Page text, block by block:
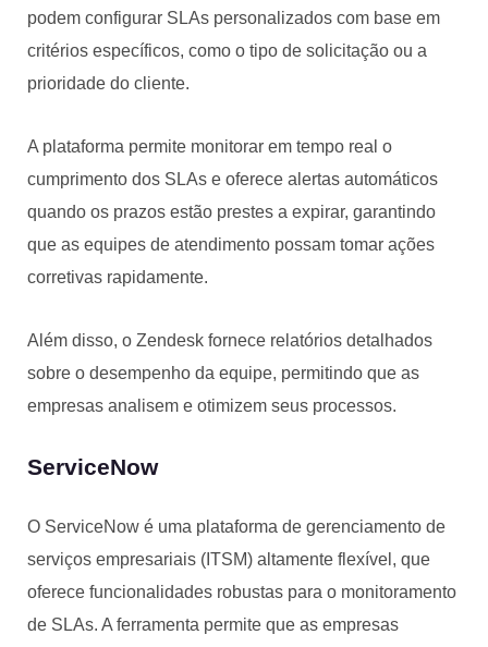
podem configurar SLAs personalizados com base em
critérios específicos, como o tipo de solicitação ou a
prioridade do cliente.
A plataforma permite monitorar em tempo real o
cumprimento dos SLAs e oferece alertas automáticos
quando os prazos estão prestes a expirar, garantindo
que as equipes de atendimento possam tomar ações
corretivas rapidamente.
Além disso, o Zendesk fornece relatórios detalhados
sobre o desempenho da equipe, permitindo que as
empresas analisem e otimizem seus processos.
ServiceNow
O ServiceNow é uma plataforma de gerenciamento de
serviços empresariais (ITSM) altamente flexível, que
oferece funcionalidades robustas para o monitoramento
de SLAs. A ferramenta permite que as empresas